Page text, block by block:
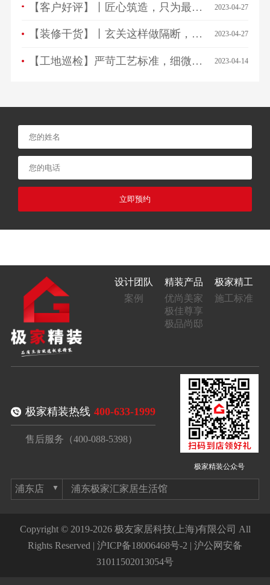
【客户好评】丨匠心筑造，只为最美相遇，来看看ta们怎么说… 2023-04-27
【装修干货】丨玄关这样做隔断，一进门就被惊艳！ 2023-04-27
【工地巡检】严苛工艺标准，细微之处见品质！ 2023-04-14
立即预约
设计团队
案例
精装产品
优尚美家
极佳尊享
极品尚邸
极家精工
施工标准
极家精装热线 400-633-1999
售后服务（400-088-5398）
极家精装公众号
浦东极家汇家居生活馆
Copyright © 2019-2026 极友家居科技(上海)有限公司 All
Rights Reserved | 沪ICP备18006468号-2 | 沪公网安备
31011502013054号